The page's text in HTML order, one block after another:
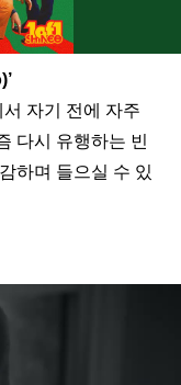
자기 전에 자주
다시 유행하는 빈
하며 들으실 수 있